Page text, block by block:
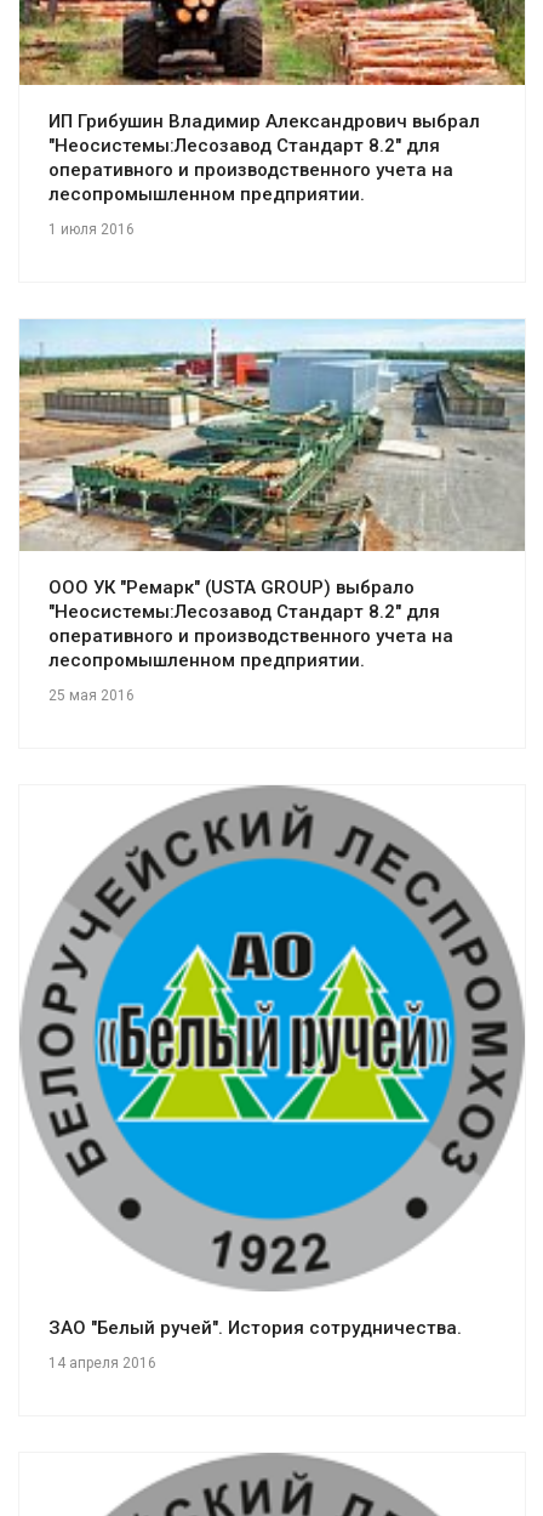
ИП Грибушин Владимир Александрович выбрал
"Неосистемы:Лесозавод Стандарт 8.2" для
оперативного и производственного учета на
лесопромышленном предприятии.
1 июля 2016
Смотреть проект
ООО УК "Ремарк" (USTA GROUP) выбрало
"Неосистемы:Лесозавод Стандарт 8.2" для
оперативного и производственного учета на
лесопромышленном предприятии.
25 мая 2016
Смотреть проект
ЗАО "Белый ручей". История сотрудничества.
14 апреля 2016